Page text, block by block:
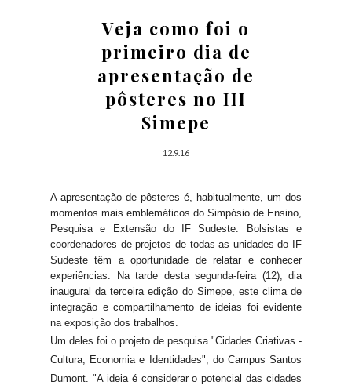
Veja como foi o
primeiro dia de
apresentação de
pôsteres no III
Simepe
12.9.16
A apresentação de pôsteres é, habitualmente, um dos
momentos mais emblemáticos do Simpósio de Ensino,
Pesquisa e Extensão do IF Sudeste. Bolsistas e
coordenadores de projetos de todas as unidades do IF
Sudeste têm a oportunidade de relatar e conhecer
experiências. Na tarde desta segunda-feira (12), dia
inaugural da terceira edição do Simepe, este clima de
integração e compartilhamento de ideias foi evidente
na exposição dos trabalhos.
Um deles foi o projeto de pesquisa "Cidades Criativas -
Cultura, Economia e Identidades", do Campus Santos
Dumont. "A ideia é considerar o potencial das cidades